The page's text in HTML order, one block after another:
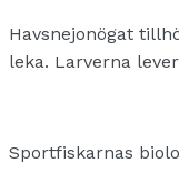
Havsnejonögat
leka. Larverna
Sportfiskarnas